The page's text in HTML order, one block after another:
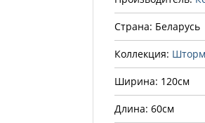
Страна: Беларусь
Коллекция: Шторм
Ширина: 120см
Длина: 60см